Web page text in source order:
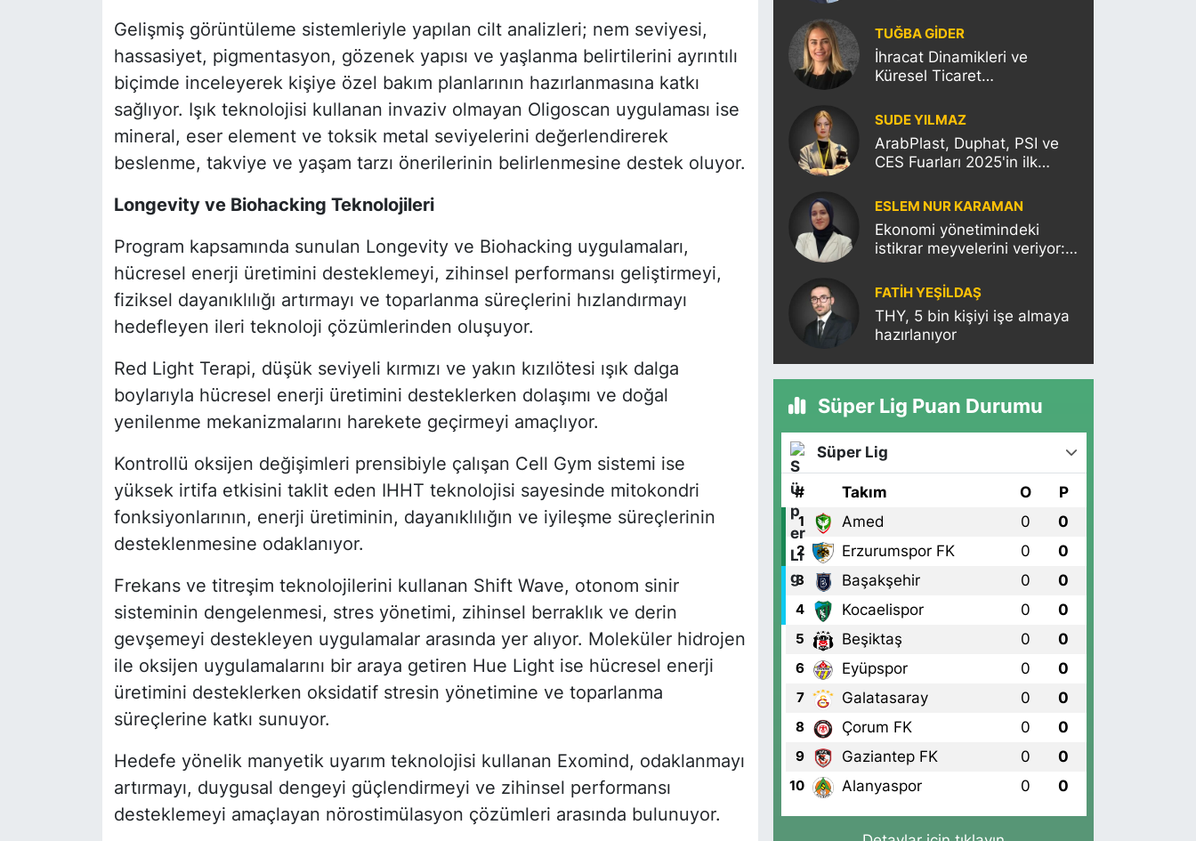
Gelişmiş görüntüleme sistemleriyle yapılan cilt analizleri; nem seviyesi,
hassasiyet, pigmentasyon, gözenek yapısı ve yaşlanma belirtilerini ayrıntılı
biçimde inceleyerek kişiye özel bakım planlarının hazırlanmasına katkı
sağlıyor. Işık teknolojisi kullanan invaziv olmayan Oligoscan uygulaması ise
mineral, eser element ve toksik metal seviyelerini değerlendirerek
beslenme, takviye ve yaşam tarzı önerilerinin belirlenmesine destek oluyor.
Longevity ve Biohacking Teknolojileri
Program kapsamında sunulan Longevity ve Biohacking uygulamaları,
hücresel enerji üretimini desteklemeyi, zihinsel performansı geliştirmeyi,
fiziksel dayanıklılığı artırmayı ve toparlanma süreçlerini hızlandırmayı
hedefleyen ileri teknoloji çözümlerinden oluşuyor.
Red Light Terapi, düşük seviyeli kırmızı ve yakın kızılötesi ışık dalga
boylarıyla hücresel enerji üretimini desteklerken dolaşımı ve doğal
yenilenme mekanizmalarını harekete geçirmeyi amaçlıyor.
Kontrollü oksijen değişimleri prensibiyle çalışan Cell Gym sistemi ise
yüksek irtifa etkisini taklit eden IHHT teknolojisi sayesinde mitokondri
fonksiyonlarının, enerji üretiminin, dayanıklılığın ve iyileşme süreçlerinin
desteklenmesine odaklanıyor.
Frekans ve titreşim teknolojilerini kullanan Shift Wave, otonom sinir
sisteminin dengelenmesi, stres yönetimi, zihinsel berraklık ve derin
gevşemeyi destekleyen uygulamalar arasında yer alıyor. Moleküler hidrojen
ile oksijen uygulamalarını bir araya getiren Hue Light ise hücresel enerji
üretimini desteklerken oksidatif stresin yönetimine ve toparlanma
süreçlerine katkı sunuyor.
Hedefe yönelik manyetik uyarım teknolojisi kullanan Exomind, odaklanmayı
artırmayı, duygusal dengeyi güçlendirmeyi ve zihinsel performansı
desteklemeyi amaçlayan nörostimülasyon çözümleri arasında bulunuyor.
TUĞBA GİDER
İhracat Dinamikleri ve
Küresel Ticaret
Etkisi
SUDE YILMAZ
ArabPlast, Duphat, PSI ve
CES Fuarları 2025'in ilk
vuracak
ESLEM NUR KARAMAN
Ekonomi yönetimindeki
istikrar meyvelerini veriyor:
notunu yükseltti!
FATIH YEŞİLDAŞ
THY, 5 bin kişiyi işe almaya
hazırlanıyor
Süper Lig Puan Durumu
Süper Lig
# Takım O P
1 Amed 0 0
2 Erzurumspor FK 0 0
3 Başakşehir 0 0
4 Kocaelispor 0 0
5 Beşiktaş 0 0
6 Eyüpspor 0 0
7 Galatasaray 0 0
8 Çorum FK 0 0
9 Gaziantep FK 0 0
10 Alanyaspor 0 0